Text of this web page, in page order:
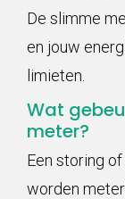
De slimme
en jouw
limieten.
Wat
meter?
Een storing
worden